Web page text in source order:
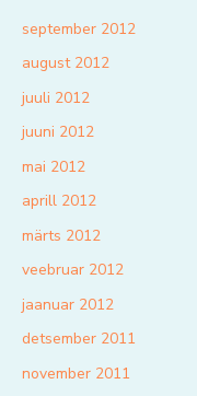
september 2012
august 2012
juuli 2012
juuni 2012
mai 2012
aprill 2012
märts 2012
veebruar 2012
jaanuar 2012
detsember 2011
november 2011